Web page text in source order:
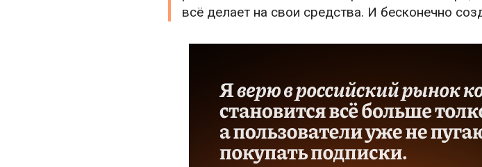
всё делает на свои средства. И бесконечно